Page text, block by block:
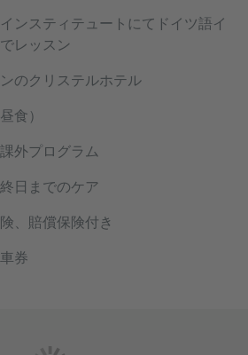
ンスティテュートにてドイツ語イ
レッスン
のクリステルホテル
食）
外プログラム
日までのケア
、賠償保険付き
券